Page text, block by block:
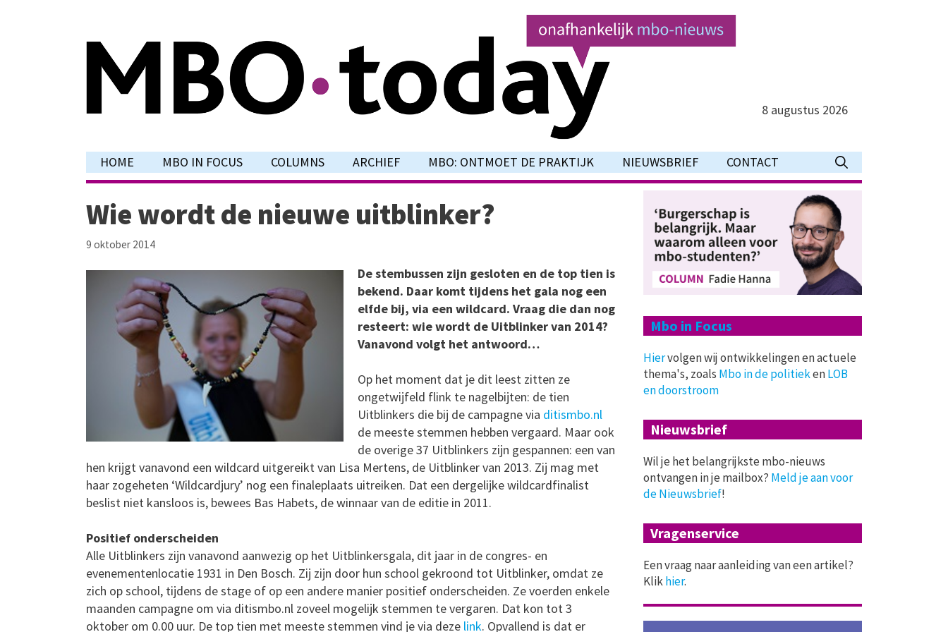
8 augustus 2026
HOME MBO IN FOCUS COLUMNS ARCHIEF MBO: ONTMOET DE PRAKTIJK NIEUWSBRIEF CONTACT
Wie wordt de nieuwe uitblinker?
9 oktober 2014
De stembussen zijn gesloten en de top tien is
bekend. Daar komt tijdens het gala nog een
elfde bij, via een wildcard. Vraag die dan nog
resteert: wie wordt de Uitblinker van 2014?
Vanavond volgt het antwoord…
Op het moment dat je dit leest zitten ze
ongetwijfeld flink te nagelbijten: de tien
Uitblinkers die bij de campagne via ditismbo.nl
de meeste stemmen hebben vergaard. Maar ook
de overige 37 Uitblinkers zijn gespannen: een van
hen krijgt vanavond een wildcard uitgereikt van Lisa Mertens, de Uitblinker van 2013. Zij mag met
haar zogeheten ‘Wildcardjury’ nog een finaleplaats uitreiken. Dat een dergelijke wildcardfinalist
beslist niet kansloos is, bewees Bas Habets, de winnaar van de editie in 2011.
Positief onderscheiden
Alle Uitblinkers zijn vanavond aanwezig op het Uitblinkersgala, dit jaar in de congres- en
evenementenlocatie 1931 in Den Bosch. Zij zijn door hun school gekroond tot Uitblinker, omdat ze
zich op school, tijdens de stage of op een andere manier positief onderscheiden. Ze voerden enkele
maanden campagne om via ditismbo.nl zoveel mogelijk stemmen te vergaren. Dat kon tot 3
oktober om 0.00 uur. De top tien met meeste stemmen vind je via deze link. Opvallend is dat er
Mbo in Focus
Hiervolgen wij ontwikkelingen en actuele
thema's, zoals Mbo in de politiekenLOB
en doorstroom
Nieuwsbrief
Wil je het belangrijkste mbo-nieuws
ontvangen in je mailbox? Meld je aan voor
de Nieuwsbrief!
Vragenservice
Een vraag naar aanleiding van een artikel?
Klikhier.